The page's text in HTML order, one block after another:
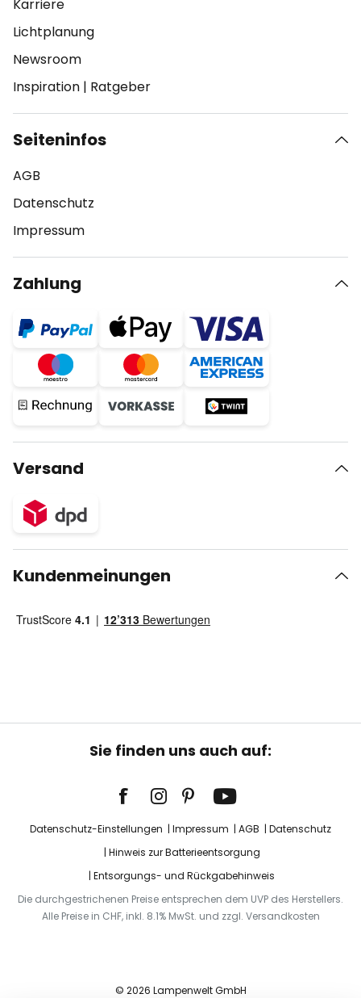
Karriere
Lichtplanung
Newsroom
Inspiration | Ratgeber
Seiteninfos
AGB
Datenschutz
Impressum
Zahlung
Versand
Kundenmeinungen
Sie finden uns auch auf:
Datenschutz-Einstellungen Impressum AGB
Datenschutz
Hinweis zur Batterieentsorgung
Entsorgungs- und Rückgabehinweis
Die durchgestrichenen Preise entsprechen dem UVP des Herstellers.
Alle Preise in CHF, inkl. 8.1% MwSt. und zzgl. Versandkosten
© 2026 Lampenwelt GmbH